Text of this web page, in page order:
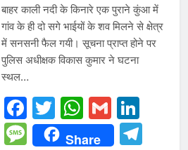
बाहर काली नदी के किनारे एक पुराने कुंआ में
गांव के ही दो सगे भाईयों के शव मिलने से क्षेत्र
में सनसनी फैल गयी। सूचना प्राप्त होने पर
पुलिस अधीक्षक विकास कुमार ने घटना
स्थल…
Facebook
TwitterGmail
Message
Share